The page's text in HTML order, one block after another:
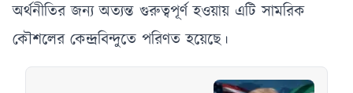
অর্থনীতির জন্য অত্যন্ত গুরুত্বপূর্ণ হওয়ায় এটি সামরিক
কৌশলের কেন্দ্রবিন্দুতে পরিণত হয়েছে।